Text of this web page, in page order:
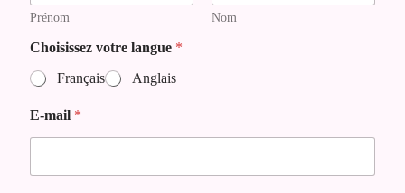
Prénom Nom
*
o
Choisissez votre langue *
Français
Anglais
E-mail *